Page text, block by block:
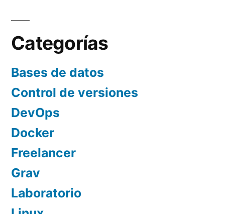
de
entradas
Categorías
Bases de datos
Control de versiones
DevOps
Docker
Freelancer
Grav
Laboratorio